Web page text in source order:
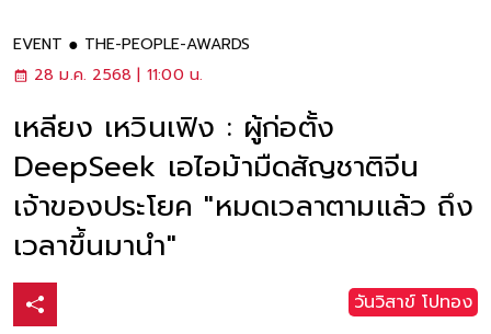
EVENT
THE-PEOPLE-AWARDS
28 ม.ค. 2568 | 11:00 น.
เหลียง เหวินเฟิง : ผู้ก่อตั้ง
DeepSeek เอไอม้ามืดสัญชาติจีน
เจ้าของประโยค "หมดเวลาตามแล้ว ถึง
เวลาขึ้นมานำ"
วันวิสาข์ โปทอง